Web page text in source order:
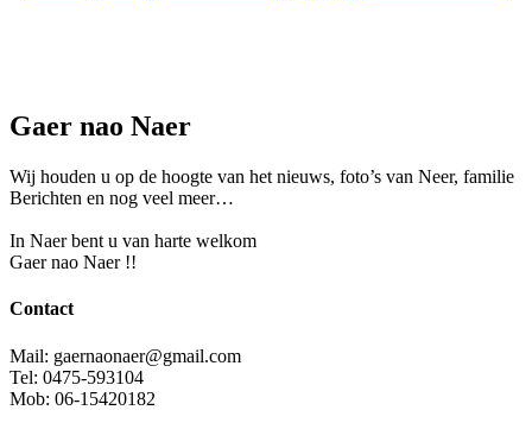
Gaer nao Naer
Wij houden u op de hoogte van het nieuws, foto’s van Neer, familie
Berichten en nog veel meer…
In Naer bent u van harte welkom
Gaer nao Naer !!
Contact
Mail: gaernaonaer@gmail.com
Tel: 0475-593104
Mob: 06-15420182